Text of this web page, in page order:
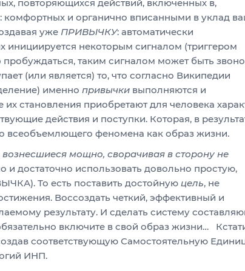
повторяющихся действий, включенных в,
комфортных и органично вписанными в уклад
уже ПРИВЫЧКУ: автоматически
некоторым сигналом (триггером
таким сигналом может быть
(или является) то, что согласно Википедии
именно привычки выполняются и
становления приобретают для человека
действия и поступки. Которая, в
всеобъемлющего феномена как образ жизни.
мощно, сворачивая в сторону не
и достаточно использовать довольно простую,
То есть поставить достойную цель, не
Воссоздать четкий, эффективный и
результату. И сделать систему
включите в свой образ жизни…
соответствующую Самостоятельную
ИНП.